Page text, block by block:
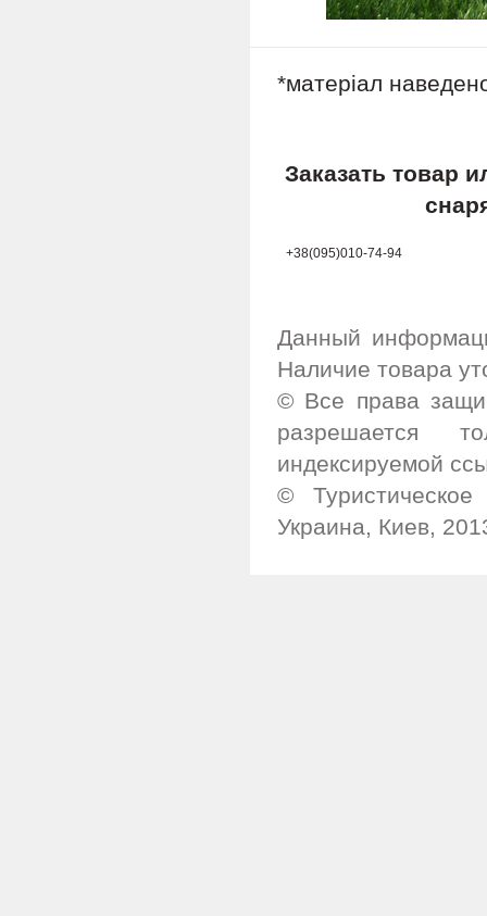
*матеріал
Заказать товар
+38(095)010-74-94
Данный
Наличие товара
© Все права
разрешается
индексируемой
©
Украина, Киев,